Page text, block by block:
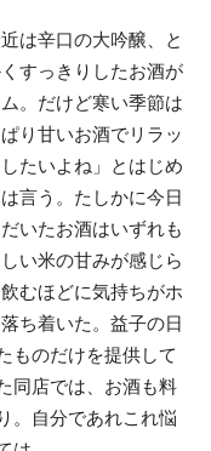
近は辛口の大吟醸、と
すっきりしたお酒が
。だけど寒い季節は
り甘いお酒でリラッ
たいよね」とはじめ
言う。たしかに今日
いたお酒はいずれも
い米の甘みが感じら
むほどに気持ちがホ
ち着いた。益子の日
ものだけを提供して
同店では、お酒も料
。自分であれこれ悩